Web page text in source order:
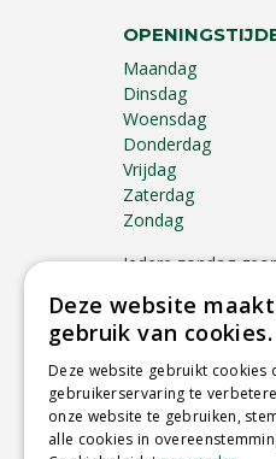
Maandag
Dinsdag
Woensdag
Donderdag
Vrijdag
Zaterdag
Zondag
Iedere zondag
openingstijden
Toon alle
Deze website maakt
gebruik van cookies.
Deze website gebruikt cookies
gebruikerservaring te
onze website te gebruiken,
alle cookies in